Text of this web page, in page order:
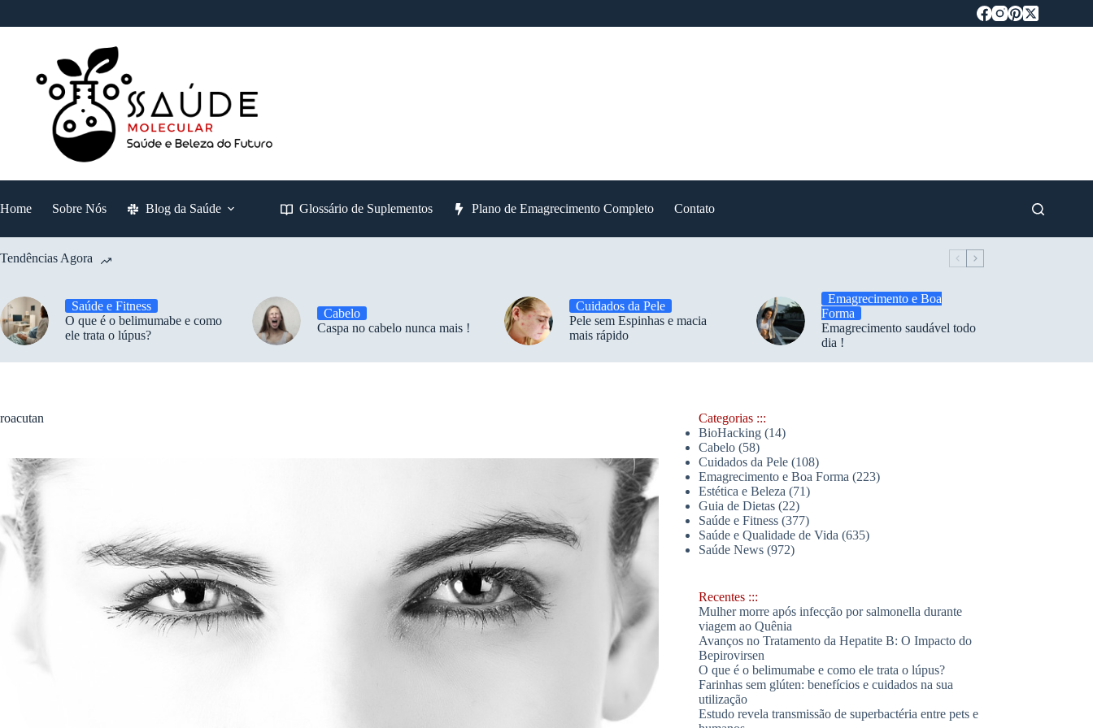
Home Sobre Nós Blog da Saúde Glossário de Suplementos Plano de Emagrecimento Completo Contato
Tendências Agora
Saúde e Fitness
O que é o belimumabe e como
ele trata o lúpus?
Cabelo
Caspa no cabelo nunca mais !
Cuidados da Pele
Pele sem Espinhas e macia
mais rápido
Emagrecimento e Boa
Forma
Emagrecimento saudável todo
dia !
roacutan
Categorias :::
BioHacking(14)
Cabelo(58)
Cuidados da Pele(108)
Emagrecimento e Boa Forma (223)
Estética e Beleza (71)
Guia de Dietas(22)
Saúde e Fitness(377)
Saúde e Qualidade de Vida (635)
Saúde News(972)
Recentes :::
Mulher morre após infecção por salmonella durante
viagem ao Quênia
Avanços no Tratamento da Hepatite B: O Impacto do
Bepirovirsen
O que é o belimumabe e como ele trata o lúpus?
Farinhas sem glúten: benefícios e cuidados na sua
utilização
Estudo revela transmissão de superbactéria entre pets e